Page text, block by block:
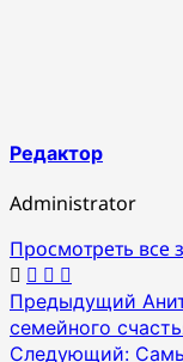
Редактор
Administrator
Просмотреть все
Навигация
по
Предыдущий
семейного
Следующий: